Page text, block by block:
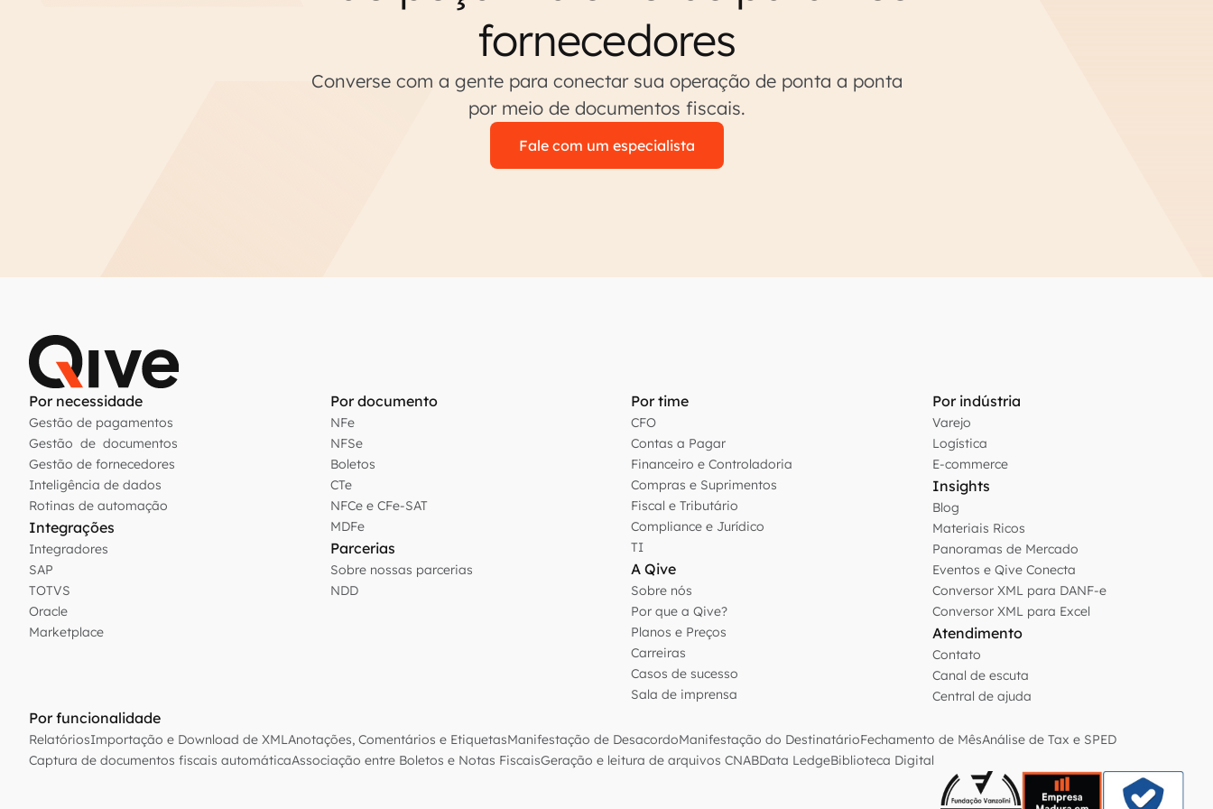
fornecedores
Converse com a gente para conectar sua operação de ponta a ponta
por meio de documentos fiscais.
Fale com um especialista
Por necessidade
Gestão de pagamentos
Gestão de documentos
Gestão de fornecedores
Inteligência de dados
Rotinas de automação
Integrações
Integradores
SAP
TOTVS
Oracle
Marketplace
Por documento
NFe
NFSe
Boletos
CTe
NFCe e CFe-SAT
MDFe
Parcerias
Sobre nossas parcerias
NDD
Por time
CFO
Contas a Pagar
Financeiro e Controladoria
Compras e Suprimentos
Fiscal e Tributário
Compliance e Jurídico
TI
A Qive
Sobre nós
Por que a Qive?
Planos e Preços
Carreiras
Casos de sucesso
Sala de imprensa
Por indústria
Varejo
Logística
E-commerce
Insights
Blog
Materiais Ricos
Panoramas de Mercado
Eventos e Qive Conecta
Conversor XML para DANF-e
Conversor XML para Excel
Atendimento
Contato
Canal de escuta
Central de ajuda
Por funcionalidade
RelatóriosImportação e Download de XMLAnotações, Comentários e EtiquetasManifestação de DesacordoManifestação do DestinatárioFechamento de MêsAnálise de Tax e SPED
Captura de documentos fiscais automáticaAssociação entre Boletos e Notas FiscaisGeração e leitura de arquivos CNABData LedgeBiblioteca Digital